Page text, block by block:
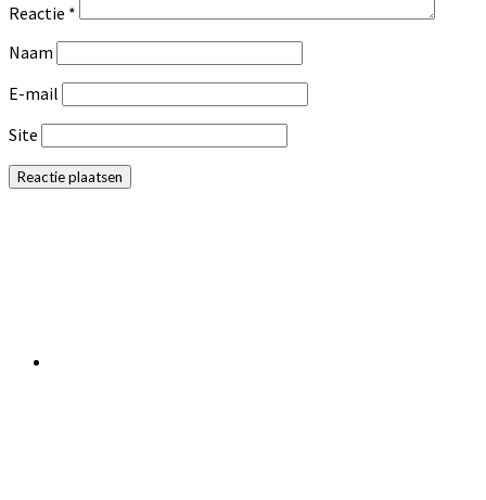
Reactie *
Naam
E-mail
Site